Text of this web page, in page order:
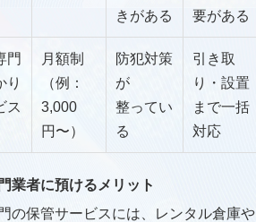
会社概要
きがある
要がある
門
り
ス
月額制
（例：
3,000
円〜）
防犯対策
が
整ってい
る
引き取
り・設置
まで一括
対応
業者に預けるメリット
の保管サービスには、レンタル倉庫や